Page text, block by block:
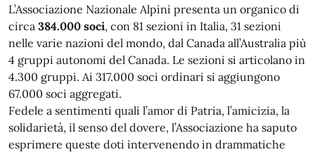
L’Associazione Nazionale Alpini presenta un organico di
circa 384.000 soci, con 81 sezioni in Italia, 31 sezioni
nelle varie nazioni del mondo, dal Canada all’Australia più
4 gruppi autonomi del Canada. Le sezioni si articolano in
4.300 gruppi. Ai 317.000 soci ordinari si aggiungono
67.000 soci aggregati.
Fedele a sentimenti quali l’amor di Patria, l’amicizia, la
solidarietà, il senso del dovere, l’Associazione ha saputo
esprimere queste doti intervenendo in drammatiche